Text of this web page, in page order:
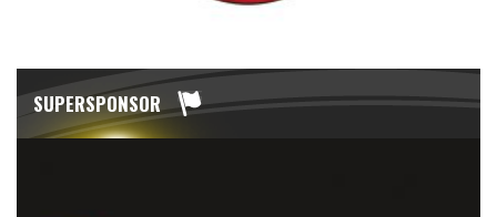
SUPERSPONSOR